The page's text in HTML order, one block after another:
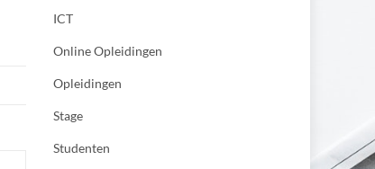
ICT
Online Opleidingen
Opleidingen
Stage
Studenten